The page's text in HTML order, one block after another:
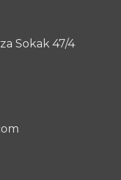
Sokak 47/4